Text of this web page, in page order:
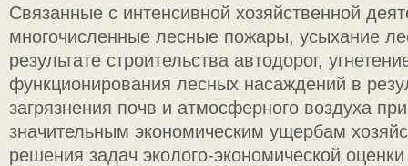
Связанные с интенсивной хозяйственной
многочисленные лесные пожары, усыхание
результате строительства автодорог,
функционирования лесных насаждений в
загрязнения почв и атмосферного воздуха
значительным экономическим ущербам
решения задач эколого-экономической